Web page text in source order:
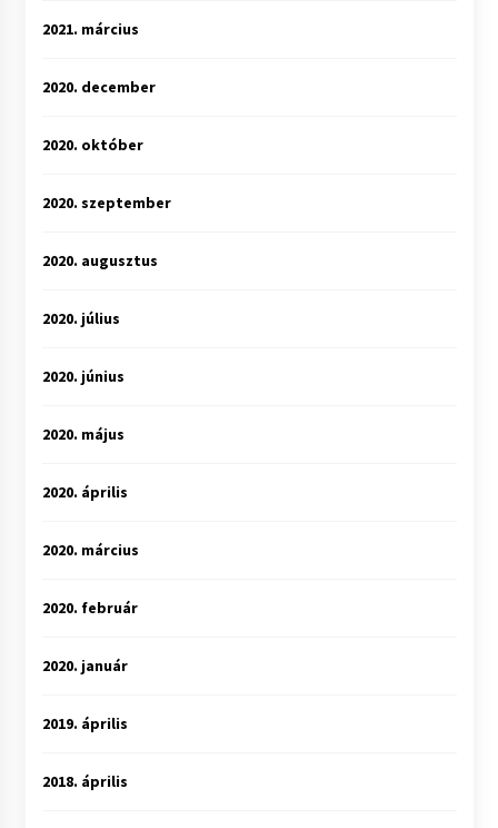
2021. március
2020. december
2020. október
2020. szeptember
2020. augusztus
2020. július
2020. június
2020. május
2020. április
2020. március
2020. február
2020. január
2019. április
2018. április